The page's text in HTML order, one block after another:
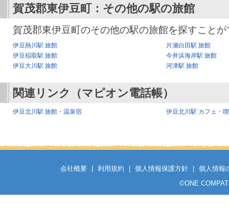
賀茂郡東伊豆町：その他の駅の旅館
賀茂郡東伊豆町のその他の駅の旅館を探すこと
伊豆熱川駅 旅館
片瀬白田駅 旅館
伊豆稲取駅 旅館
今井浜海岸駅 旅館
伊豆大川駅 旅館
河津駅 旅館
関連リンク（マピオン電話帳）
伊豆北川駅 旅館・温泉宿 伊豆北川駅 カフェ・
会社概要 利用規約 個人情報保護方針
個人情報
©ONE